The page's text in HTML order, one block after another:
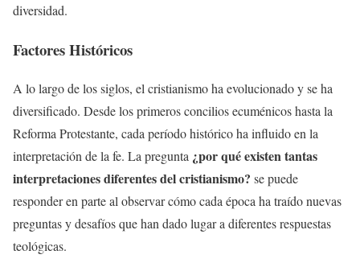
diversidad.
Factores Históricos
A lo largo de los siglos, el cristianismo ha evolucionado y se ha
diversificado. Desde los primeros concilios ecuménicos hasta la
Reforma Protestante, cada período histórico ha influido en la
interpretación de la fe. La pregunta ¿por qué existen tantas
interpretaciones diferentes del cristianismo? se puede
responder en parte al observar cómo cada época ha traído nuevas
preguntas y desafíos que han dado lugar a diferentes respuestas
teológicas.